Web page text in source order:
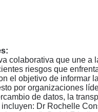
colaborativa que une a
riesgos que
el objetivo de informar
por organizaciones
de datos, la
Dr Rochelle